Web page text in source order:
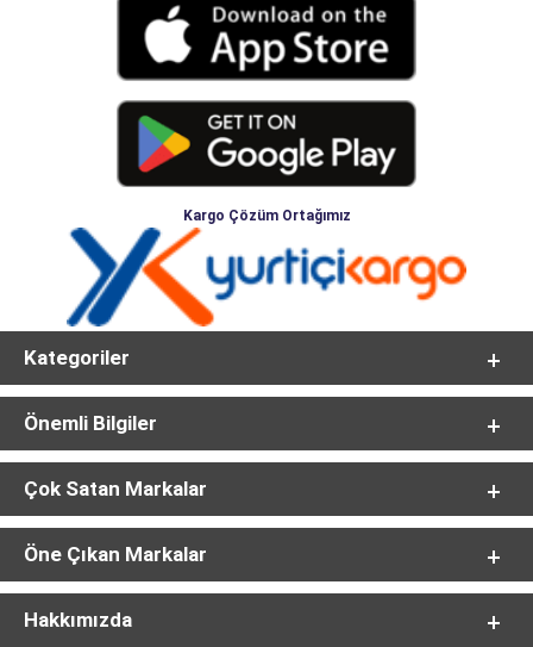
Kargo Çözüm Ortağımız
Kategoriler
Önemli Bilgiler
Çok Satan Markalar
Öne Çıkan Markalar
Hakkımızda